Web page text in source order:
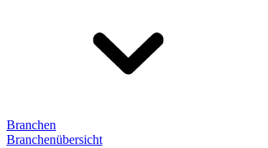
Branchen
Branchenübersicht